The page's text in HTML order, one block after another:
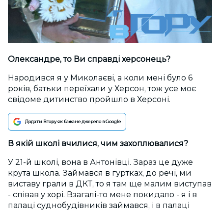
Олександре, то Ви справді херсонець?
Народився я у Миколаєві, а коли мені було 6
років, батьки переїхали у Херсон, тож усе моє
свідоме дитинство пройшло в Херсоні.
Додати Вгору як бажане джерело в Google
В якій школі вчилися, чим захоплювалися?
У 21-й школі, вона в Антонівці. Зараз це дуже
крута школа. Займався в гуртках, до речі, ми
виставу грали в ДКТ, то я там ще малим виступав
- співав у хорі. Взагалі-то мене покидало - я і в
палаці суднобудівників займався, і в палаці